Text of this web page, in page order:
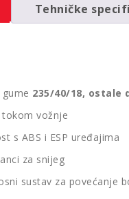
Tehničke
235/40/18, ostale
vožnje
s ABS i ESP uređajima
za snijeg
sustav za povećanje